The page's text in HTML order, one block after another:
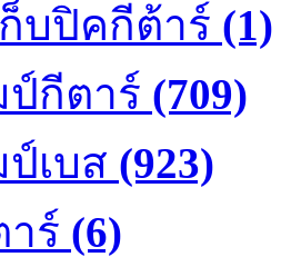
บปิคกีต้าร์ (1)
กีตาร์ (709)
เบส (923)
ร์ (6)